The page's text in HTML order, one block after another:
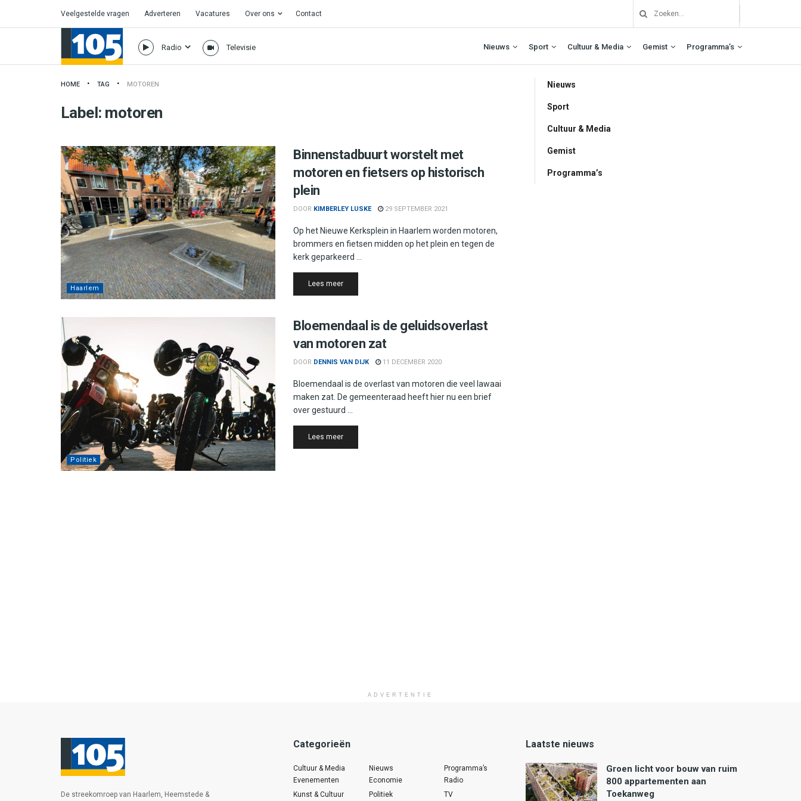
Veelgestelde vragen Adverteren Vacatures Over ons Contact
Radio Televisie Nieuws Sport Cultuur & Media Gemist Programma’s
HOME TAG MOTOREN
Label: motoren
Haarlem
Binnenstadbuurt worstelt met
motoren en fietsers op historisch
plein
DOOR KIMBERLEY LUSKE 29 SEPTEMBER 2021
Op het Nieuwe Kerksplein in Haarlem worden motoren,
brommers en fietsen midden op het plein en tegen de
kerk geparkeerd ...
Lees meerDetails
Politiek
Bloemendaal is de geluidsoverlast
van motoren zat
DOOR DENNIS VAN DIJK 11 DECEMBER 2020
Bloemendaal is de overlast van motoren die veel lawaai
maken zat. De gemeenteraad heeft hier nu een brief
over gestuurd ...
Lees meerDetails
Nieuws
Sport
Cultuur & Media
Gemist
Programma’s
ADVERTENTIE
De streekomroep van Haarlem, Heemstede &
Categorieën
Cultuur & Media
Evenementen
Kunst & Cultuur
Nieuws
Economie
Politiek
Programma’s
Radio
TV
Laatste nieuws
Groen licht voor bouw van ruim
800 appartementen aan
Toekanweg